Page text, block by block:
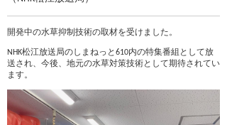
開発中の水草抑制技術の取材を受けました。
NHK松江放送局のしまねっと610内の特集番組として放
送され、今後、地元の水草対策技術として期待されてい
ます。